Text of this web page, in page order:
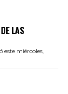
LAS
este miércoles,